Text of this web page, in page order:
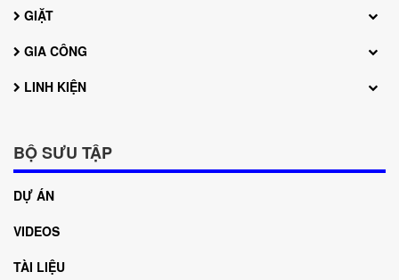
GIẶT
GIA CÔNG
LINH KIỆN
BỘ SƯU TẬP
DỰ ÁN
VIDEOS
TÀI LIỆU